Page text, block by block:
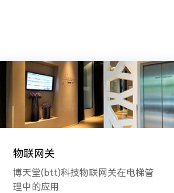
物联网关
博天堂(btt)科技物联网关在电梯管
理中的应用